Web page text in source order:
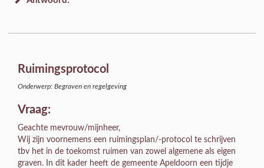
Ruimingsprotocol
Onderwerp: Begraven en regelgeving
Vraag:
Geachte mevrouw/mijnheer,
Wij zijn voornemens een ruimingsplan/-protocol te schrijven
tbv het in de toekomst ruimen van zowel algemene als eigen
graven. In dit kader heeft de gemeente Apeldoorn een tijdje